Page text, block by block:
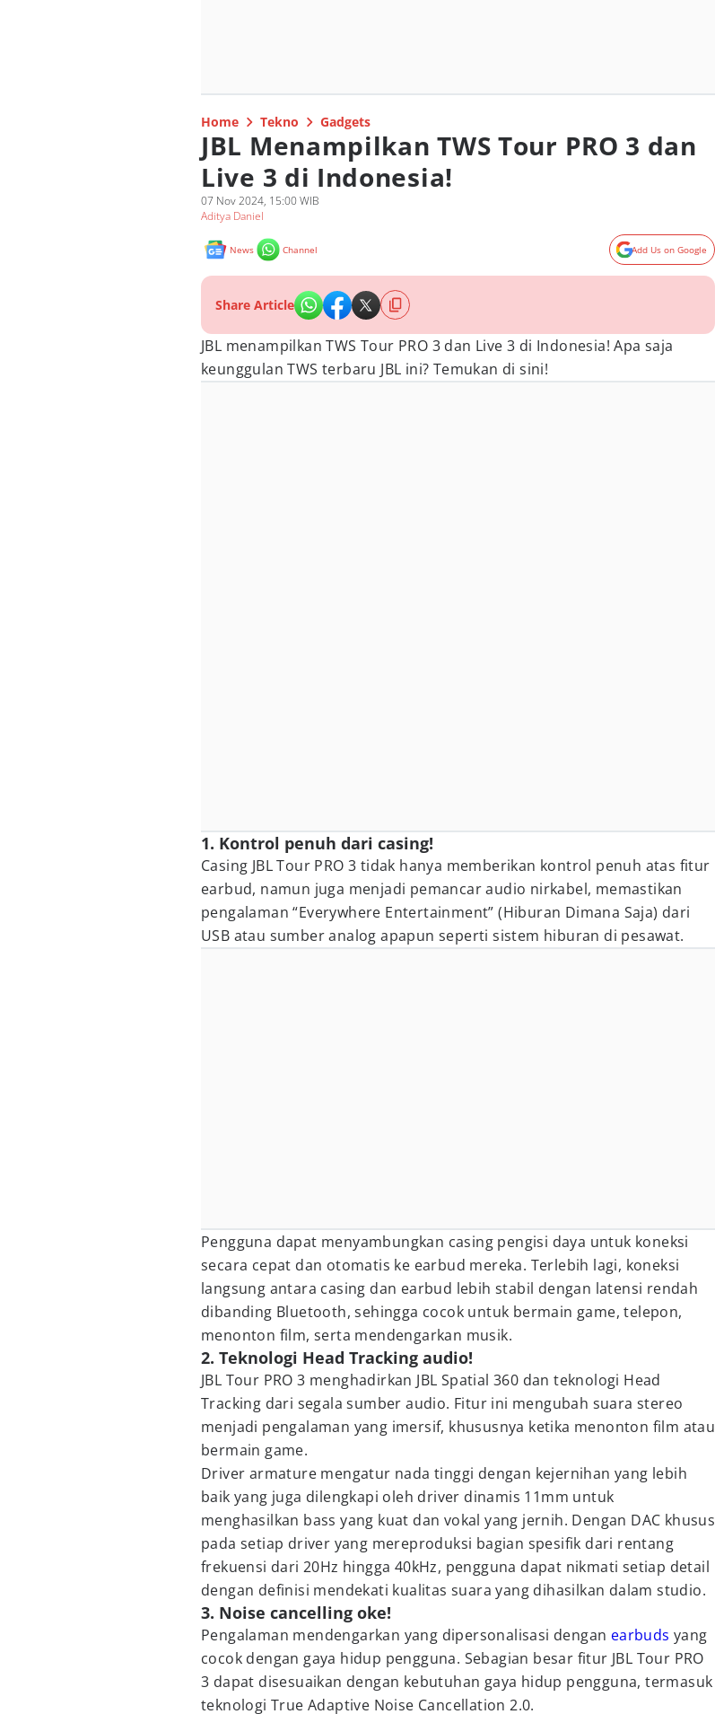
Home Tekno Gadgets
JBL Menampilkan TWS Tour PRO 3 dan
Live 3 di Indonesia!
07 Nov 2024, 15:00 WIB
Aditya Daniel
News Channel Add Us on Google
Share Article
JBL menampilkan TWS Tour PRO 3 dan Live 3 di Indonesia! Apa saja
keunggulan TWS terbaru JBL ini? Temukan di sini!
1. Kontrol penuh dari casing!
Casing JBL Tour PRO 3 tidak hanya memberikan kontrol penuh atas fitur
earbud, namun juga menjadi pemancar audio nirkabel, memastikan
pengalaman “Everywhere Entertainment” (Hiburan Dimana Saja) dari
USB atau sumber analog apapun seperti sistem hiburan di pesawat.
Pengguna dapat menyambungkan casing pengisi daya untuk koneksi
secara cepat dan otomatis ke earbud mereka. Terlebih lagi, koneksi
langsung antara casing dan earbud lebih stabil dengan latensi rendah
dibanding Bluetooth, sehingga cocok untuk bermain game, telepon,
menonton film, serta mendengarkan musik.
2. Teknologi Head Tracking audio!
JBL Tour PRO 3 menghadirkan JBL Spatial 360 dan teknologi Head
Tracking dari segala sumber audio. Fitur ini mengubah suara stereo
menjadi pengalaman yang imersif, khususnya ketika menonton film atau
bermain game.
Driver armature mengatur nada tinggi dengan kejernihan yang lebih
baik yang juga dilengkapi oleh driver dinamis 11mm untuk
menghasilkan bass yang kuat dan vokal yang jernih. Dengan DAC khusus
pada setiap driver yang mereproduksi bagian spesifik dari rentang
frekuensi dari 20Hz hingga 40kHz, pengguna dapat nikmati setiap detail
dengan definisi mendekati kualitas suara yang dihasilkan dalam studio.
3. Noise cancelling oke!
Pengalaman mendengarkan yang dipersonalisasi dengan earbuds yang
cocok dengan gaya hidup pengguna. Sebagian besar fitur JBL Tour PRO
3 dapat disesuaikan dengan kebutuhan gaya hidup pengguna, termasuk
teknologi True Adaptive Noise Cancellation 2.0.